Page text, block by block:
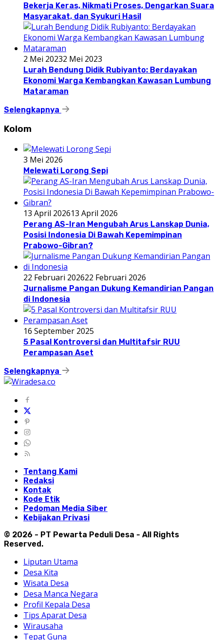
Bekerja Keras, Nikmati Proses, Dengarkan Suara
Masyarakat, dan Syukuri Hasil
2 Mei 20232 Mei 2023
Lurah Bendung Didik Rubiyanto: Berdayakan
Ekonomi Warga Kembangkan Kawasan Lumbung
Mataraman
Selengkapnya
Kolom
3 Mei 2026
Melewati Lorong Sepi
13 April 202613 April 2026
Perang AS-Iran Mengubah Arus Lanskap Dunia,
Posisi Indonesia Di Bawah Kepemimpinan
Prabowo-Gibran?
22 Februari 202622 Februari 2026
Jurnalisme Pangan Dukung Kemandirian Pangan
di Indonesia
16 September 2025
5 Pasal Kontroversi dan Multitafsir RUU
Perampasan Aset
Selengkapnya
Tentang Kami
Redaksi
Kontak
Kode Etik
Pedoman Media Siber
Kebijakan Privasi
© 2026 - PT Pewarta Peduli Desa - All Rights
Reserved.
Liputan Utama
Desa Kita
Wisata Desa
Desa Manca Negara
Profil Kepala Desa
Tips Aparat Desa
Wirausaha
Tepat Guna